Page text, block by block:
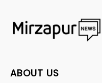
ABOUT US